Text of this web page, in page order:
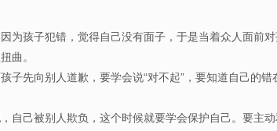
为孩子犯错，觉得自己没有面子，于是当着众人面前
理扭曲。
先向别人道歉，要学会说“对不起”，要知道自己的错
己被别人欺负，这个时候就要学会保护自己。要主